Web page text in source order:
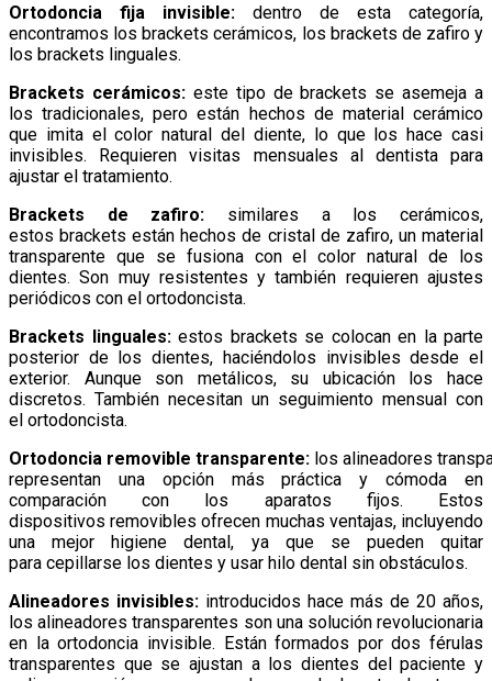
Ortodoncia fija invisible: dentro de esta categoría,
encontramos los brackets cerámicos, los brackets de zafiro y
los brackets linguales.
Brackets cerámicos:este tipo de brackets se asemeja a
los tradicionales, pero están hechos de material cerámico
que imita el color natural del diente, lo que los hace casi
invisibles. Requieren visitas mensuales al dentista para
ajustar el tratamiento.
Brackets de zafiro: similares a los cerámicos,
estos brackets están hechos de cristal de zafiro, un material
transparente que se fusiona con el color natural de los
dientes. Son muy resistentes y también requieren ajustes
periódicos con el ortodoncista.
Brackets linguales:estos brackets se colocan en la parte
posterior de los dientes, haciéndolos invisibles desde el
exterior. Aunque son metálicos, su ubicación los hace
discretos. También necesitan un seguimiento mensual con
el ortodoncista.
Ortodoncia removible transparente: los alineadores
representan una opción más práctica y cómoda en
comparación con los aparatos fijos. Estos
dispositivos removibles ofrecen muchas ventajas, incluyendo
una mejor higiene dental, ya que se pueden quitar
para cepillarse los dientes y usar hilo dental sin obstáculos.
Alineadores invisibles: introducidos hace más de 20 años,
los alineadores transparentes son una solución revolucionaria
en la ortodoncia invisible. Están formados por dos férulas
transparentes que se ajustan a los dientes del paciente y